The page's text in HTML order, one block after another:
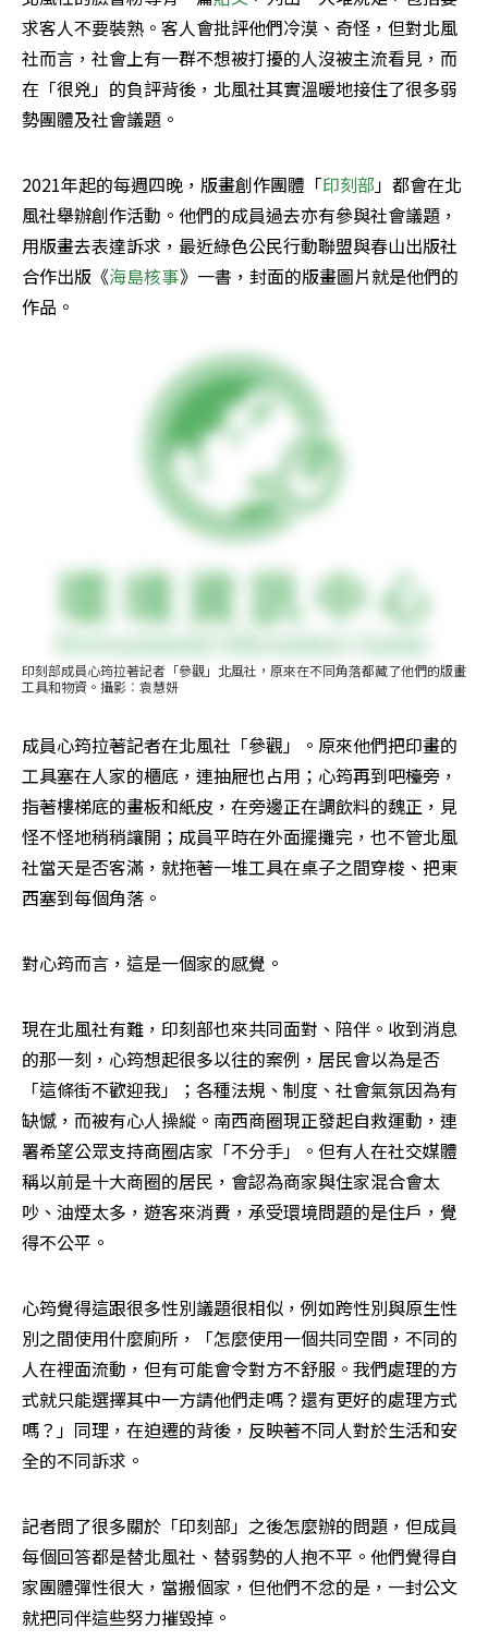
求客人不要裝熟。客人會批評他們冷漠、奇怪，但對北風
社而言，社會上有一群不想被打擾的人沒被主流看見，而
在「很兇」的負評背後，北風社其實溫暖地接住了很多弱
勢團體及社會議題。
2021年起的每週四晚，版畫創作團體「印刻部 」都會在北
風社舉辦創作活動。他們的成員過去亦有參與社會議題，
用版畫去表達訴求，最近綠色公民行動聯盟與春山出版社
合作出版《海島核事》一書，封面的版畫圖片就是他們的
作品。
印刻部成員心筠拉著記者「參觀」北風社，原來在不同角落都藏了他們的版畫
工具和物資。攝影︰袁慧妍
成員心筠拉著記者在北風社「參觀」。原來他們把印畫的
工具塞在人家的櫃底，連抽屜也占用；心筠再到吧檯旁，
指著樓梯底的畫板和紙皮，在旁邊正在調飲料的魏正，見
怪不怪地稍稍讓開；成員平時在外面擺攤完，也不管北風
社當天是否客滿，就拖著一堆工具在桌子之間穿梭、把東
西塞到每個角落。
對心筠而言，這是一個家的感覺。
現在北風社有難，印刻部也來共同面對、陪伴。收到消息
的那一刻，心筠想起很多以往的案例，居民會以為是否
「這條街不歡迎我」；各種法規、制度、社會氣氛因為有
缺憾，而被有心人操縱。南西商圈現正發起自救運動，連
署希望公眾支持商圈店家「不分手」。但有人在社交媒體
稱以前是十大商圈的居民，會認為商家與住家混合會太
吵、油煙太多，遊客來消費，承受環境問題的是住戶，覺
得不公平。
心筠覺得這跟很多性別議題很相似，例如跨性別與原生性
別之間使用什麼廁所，「怎麼使用一個共同空間，不同的
人在裡面流動，但有可能會令對方不舒服。我們處理的方
式就只能選擇其中一方請他們走嗎？還有更好的處理方式
嗎？」同理，在迫遷的背後，反映著不同人對於生活和安
全的不同訴求。
記者問了很多關於「印刻部」之後怎麼辦的問題，但成員
每個回答都是替北風社、替弱勢的人抱不平。他們覺得自
家團體彈性很大，當搬個家，但他們不忿的是，一封公文
就把同伴這些努力摧毀掉。